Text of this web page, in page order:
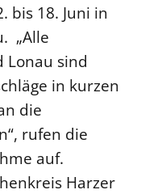
bis 18. Juni in
„Alle
Lonau sind
in kurzen
die
rufen die
auf.
Harzer